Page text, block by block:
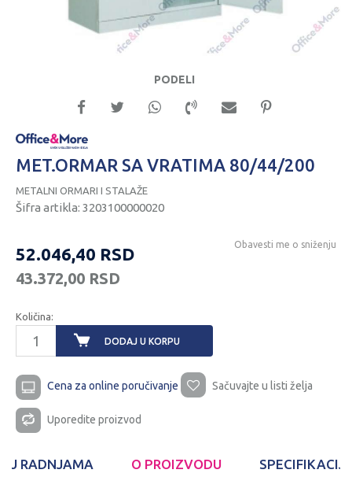
PODELI
MET.ORMAR SA VRATIMA 80/44/200
METALNI ORMARI I STALAŽE
Šifra artikla: 3203100000020
52.046,40 RSD
43.372,00 RSD
Obavesti me o sniženju
Količina:
DODAJ U KORPU
Cena za online poručivanje Sačuvajte u listi želja
Uporedite proizvod
U RADNJAMA O PROIZVODU